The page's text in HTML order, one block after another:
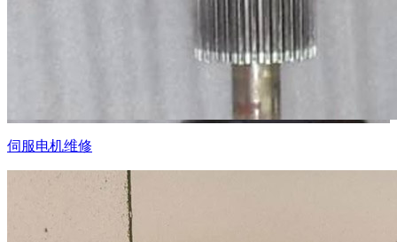
伺服电机维修